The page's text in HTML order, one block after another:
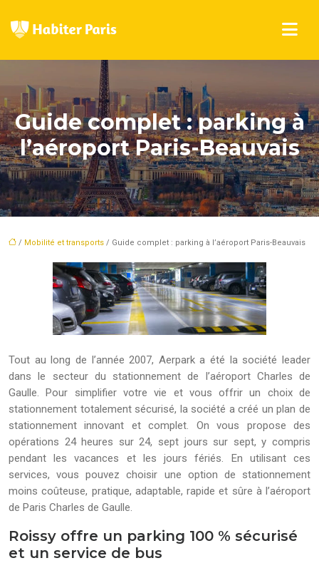
Guide complet : parking à
l’aéroport Paris-Beauvais
/ Mobilité et transports / Guide complet : parking à l’aéroport Paris-Beauvais
Tout au long de l’année 2007, Aerpark a été la société leader
dans le secteur du stationnement de l’aéroport Charles de
Gaulle. Pour simplifier votre vie et vous offrir un choix de
stationnement totalement sécurisé, la société a créé un plan de
stationnement innovant et complet. On vous propose des
opérations 24 heures sur 24, sept jours sur sept, y compris
pendant les vacances et les jours fériés. En utilisant ces
services, vous pouvez choisir une option de stationnement
moins coûteuse, pratique, adaptable, rapide et sûre à l’aéroport
de Paris Charles de Gaulle.
Roissy offre un parking 100 % sécurisé
et un service de bus